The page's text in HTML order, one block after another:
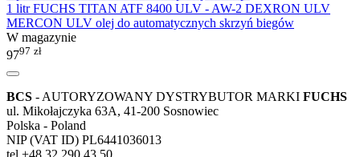
1 litr FUCHS TITAN ATF 8400 ULV - AW-2 DEXRON ULV
MERCON ULV olej do automatycznych skrzyń biegów
W magazynie
9797 zł
BCS - AUTORYZOWANY DYSTRYBUTOR MARKI FUCHS
ul. Mikołajczyka 63A, 41-200 Sosnowiec
Polska - Poland
NIP (VAT ID) PL6441036013
tel +48 32 290 43 50